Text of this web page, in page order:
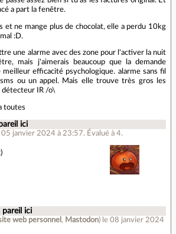
a part la fenêtre.
et ne mange plus de chocolat, elle a perdu 10kg
:D.
une alarme avec des zone pour l'activer la nuit
mais j'aimerais beaucoup que la demande
efficacité psychologique. alarme sans fil
ou un appel. Mais elle trouve très gros les
détecteur IR /o\
toutes
ici
05 janvier 2024 à 23:57. Évalué à4.
pareil ici
web personnel , Mastodon) le 08 janvier 2024